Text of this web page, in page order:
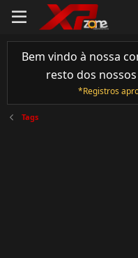
Bem vindo à nossa
resto dos
*Registros
Tags